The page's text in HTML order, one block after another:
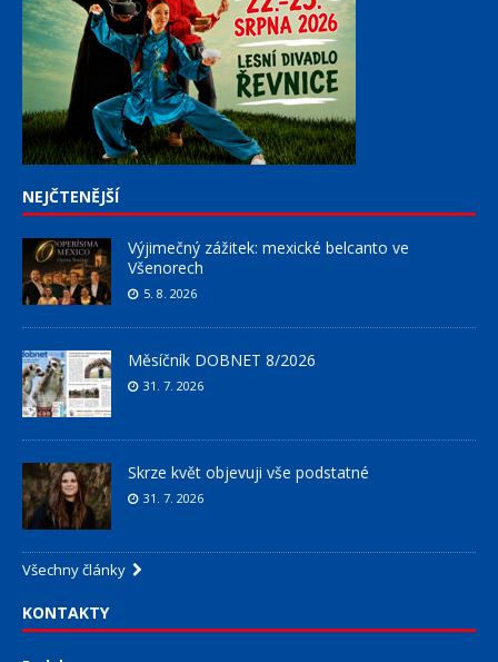
NEJČTENĚJŠÍ
Výjimečný zážitek: mexické belcanto ve
Všenorech
5. 8. 2026
Měsíčník DOBNET 8/2026
31. 7. 2026
Skrze květ objevuji vše podstatné
31. 7. 2026
Všechny články
KONTAKTY